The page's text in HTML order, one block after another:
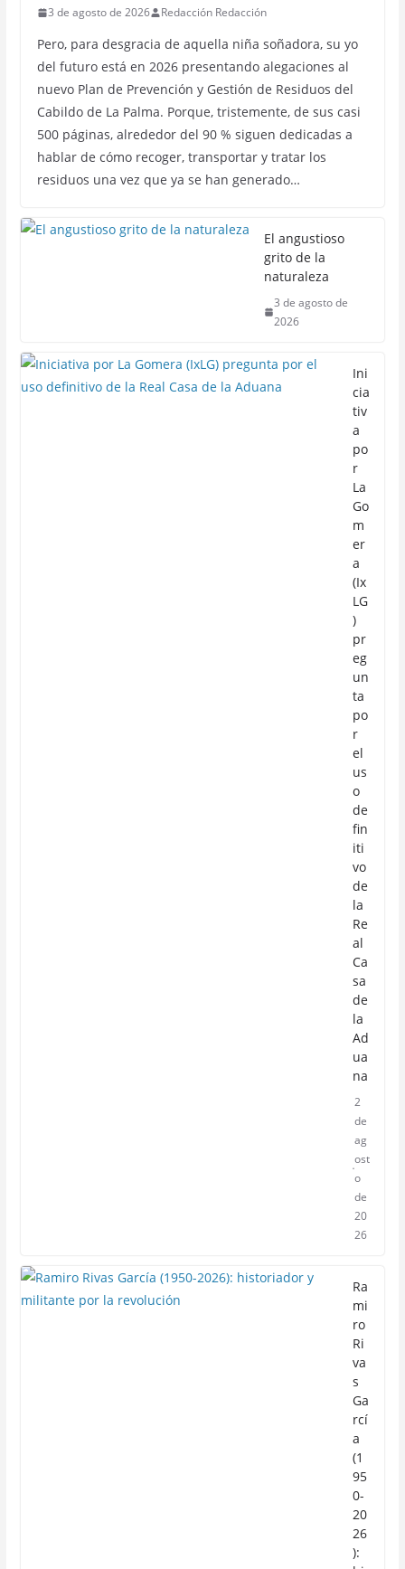
3 de agosto de 2026 Redacción Redacción
Pero, para desgracia de aquella niña soñadora, su yo
del futuro está en 2026 presentando alegaciones al
nuevo Plan de Prevención y Gestión de Residuos del
Cabildo de La Palma. Porque, tristemente, de sus casi
500 páginas, alrededor del 90 % siguen dedicadas a
hablar de cómo recoger, transportar y tratar los
residuos una vez que ya se han generado…
El angustioso
grito de la
naturaleza
3 de agosto de
2026
Ini
cia
tiv
a
po
r
La
Go
m
er
a
(Ix
LG
)
pr
eg
un
ta
po
r
el
us
o
de
fin
iti
vo
de
la
Re
al
Ca
sa
de
la
Ad
ua
na
2
de
ag
ost
o
de
20
26
Ra
mi
ro
Ri
va
s
Ga
rcí
a
(1
95
0-
20
26
):